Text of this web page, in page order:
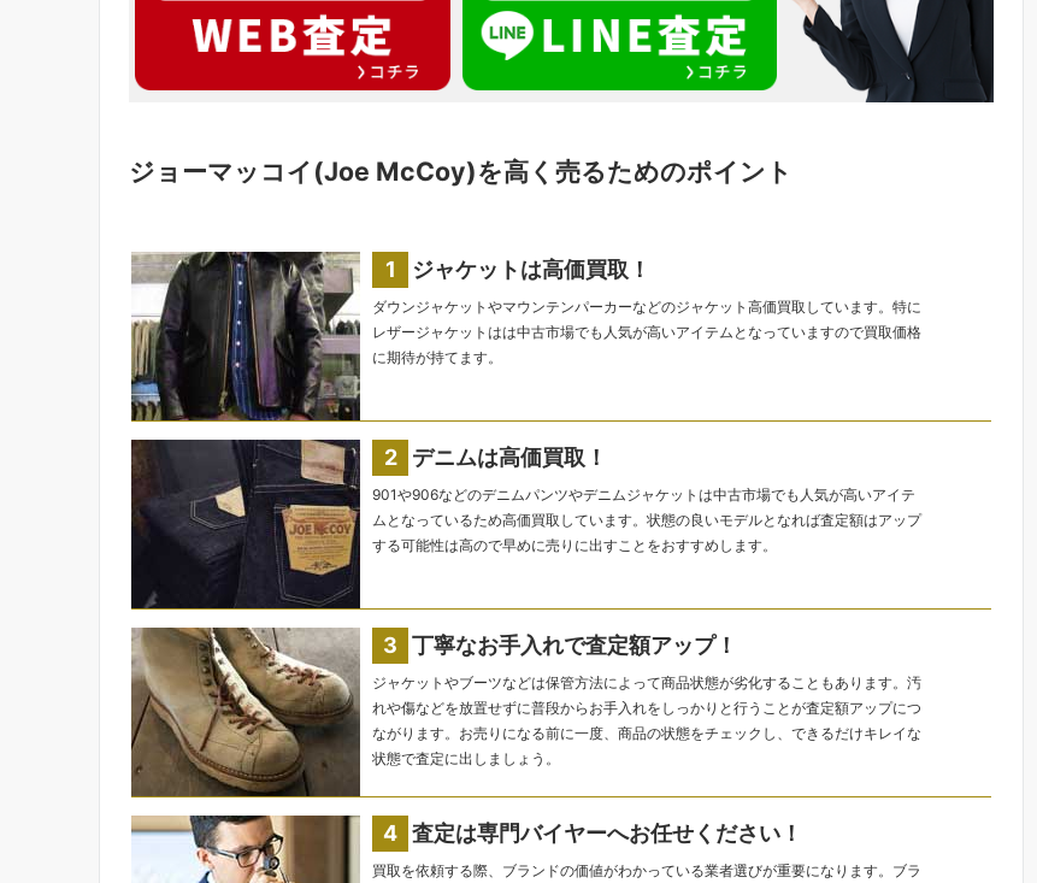
ジョーマッコイ(Joe McCoy)を高く売るためのポイント
ジャケットは高価買取！
ダウンジャケットやマウンテンパーカーなどのジャケット高価買取しています。特に
レザージャケットはは中古市場でも人気が高いアイテムとなっていますので買取価格
に期待が持てます。
デニムは高価買取！
901や906などのデニムパンツやデニムジャケットは中古市場でも人気が高いアイテ
ムとなっているため高価買取しています。状態の良いモデルとなれば査定額はアップ
する可能性は高ので早めに売りに出すことをおすすめします。
丁寧なお手入れで査定額アップ！
ジャケットやブーツなどは保管方法によって商品状態が劣化することもあります。汚
れや傷などを放置せずに普段からお手入れをしっかりと行うことが査定額アップにつ
ながります。お売りになる前に一度、商品の状態をチェックし、できるだけキレイな
状態で査定に出しましょう。
査定は専門バイヤーへお任せください！
買取を依頼する際、ブランドの価値がわかっている業者選びが重要になります。ブラ